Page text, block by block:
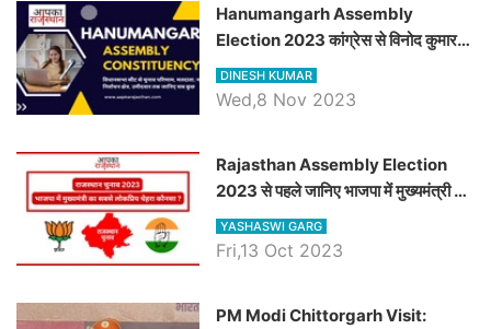
Hanumangarh Assembly
Election 2023 कांग्रेस से विनोद कुमार
चौधरी तो अमित चौधरी होंगे भाजपा उम्मीदवार,
जानिये हनुमानगढ़ विधानसभा सीट के ताजा
DINESH KUMAR
Wed,8 Nov 2023
Rajasthan Assembly Election
2023 से पहले जानिए भाजपा में मुख्यमंत्री का
सबसे लोकप्रिय चेहरा कौनसा ?
YASHASWI GARG
Fri,13 Oct 2023
PM Modi Chittorgarh Visit: